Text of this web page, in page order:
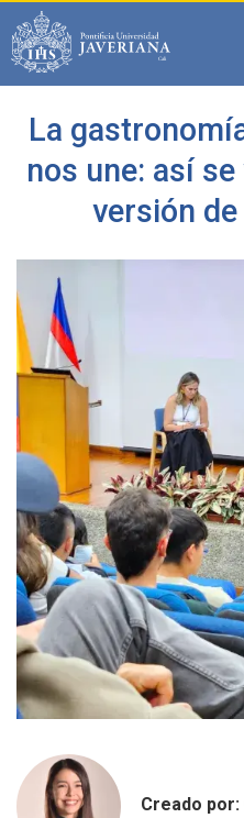
Saltar al contenido principal
La
nos une: así
versión de
Creado por: